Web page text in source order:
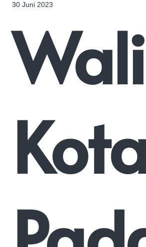
30 Juni 2023
Wali